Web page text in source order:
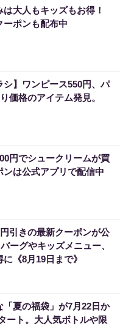
は大人もキッズもお得！
ーポンも配布中
シ】ワンピース550円、パ
価格のアイテム発見。
円でシュークリームが買
ンは公式アプリで配信中
引きの最新クーポンが公
ーグやキッズメニュー、
《8月19日まで》
「夏の福袋」が7月22日か
ート。大人気ボトルや限